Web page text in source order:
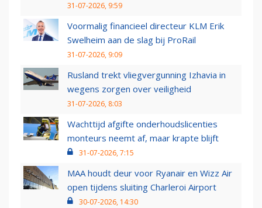
31-07-2026, 9:59
Voormalig financieel directeur KLM Erik
Swelheim aan de slag bij ProRail
31-07-2026, 9:09
Rusland trekt vliegvergunning Izhavia in
wegens zorgen over veiligheid
31-07-2026, 8:03
Wachttijd afgifte onderhoudslicenties
monteurs neemt af, maar krapte blijft
31-07-2026, 7:15
MAA houdt deur voor Ryanair en Wizz Air
open tijdens sluiting Charleroi Airport
30-07-2026, 14:30